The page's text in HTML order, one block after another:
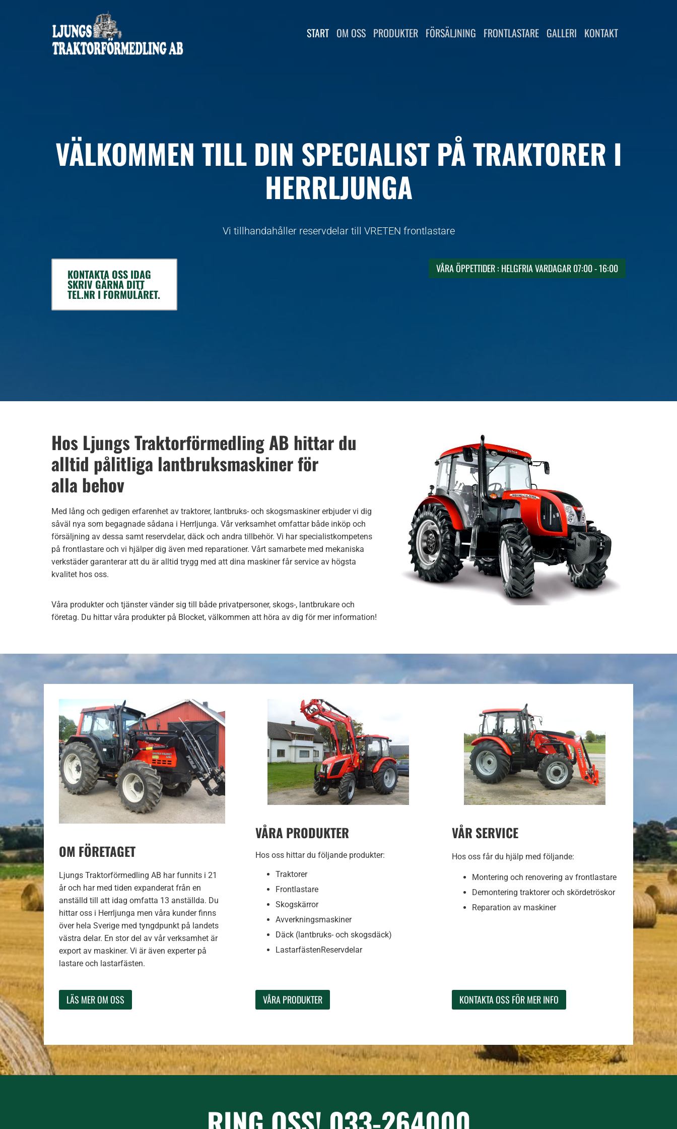
START OM OSS PRODUKTER FÖRSÄLJNING FRONTLASTARE GALLERI KONTAKT
VÄLKOMMEN TILL DIN SPECIALIST PÅ TRAKTORER I
HERRLJUNGA
Vi tillhandahåller reservdelar till VRETEN frontlastare
VÅRA ÖPPETTIDER : HELGFRIA VARDAGAR 07:00 - 16:00
KONTAKTA OSS IDAG
SKRIV GÄRNA DITT
TEL.NR I FORMULÄRET.
Hos Ljungs Traktorförmedling AB hittar du
alltid pålitliga lantbruksmaskiner för
alla behov
Med lång och gedigen erfarenhet av traktorer, lantbruks- och skogsmaskiner erbjuder vi dig
såväl nya som begagnade sådana i Herrljunga. Vår verksamhet omfattar både inköp och
försäljning av dessa samt reservdelar, däck och andra tillbehör. Vi har specialistkompetens
på frontlastare och vi hjälper dig även med reparationer. Vårt samarbete med mekaniska
verkstäder garanterar att du är alltid trygg med att dina maskiner får service av högsta
kvalitet hos oss.
Våra produkter och tjänster vänder sig till både privatpersoner, skogs-, lantbrukare och
företag. Du hittar våra produkter på Blocket, välkommen att höra av dig för mer information!
OM FÖRETAGET
Ljungs Traktorförmedling AB har funnits i 21
år och har med tiden expanderat från en
anställd till att idag omfatta 13 anställda. Du
hittar oss i Herrljunga men våra kunder finns
över hela Sverige med tyngdpunkt på landets
västra delar. En stor del av vår verksamhet är
export av maskiner. Vi är även experter på
lastare och lastarfästen.
LÄS MER OM OSS
VÅRA PRODUKTER
Hos oss hittar du följande produkter:
Traktorer
Frontlastare
Skogskärror
Avverkningsmaskiner
Däck (lantbruks- och skogsdäck)
LastarfästenReservdelar
VÅRA PRODUKTER
VÅR SERVICE
Hos oss får du hjälp med följande:
Montering och renovering av frontlastare
Demontering traktorer och skördetröskor
Reparation av maskiner
KONTAKTA OSS FÖR MER INFO